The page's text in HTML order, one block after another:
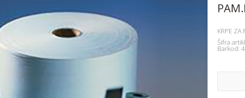
KRPE ZA
Šifra
Barkod: